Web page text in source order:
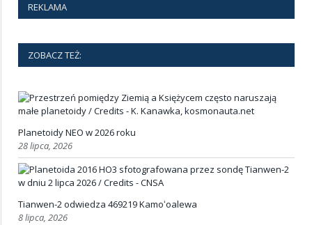
REKLAMA
ZOBACZ TEŻ:
Planetoidy NEO w 2026 roku
28 lipca, 2026
Tianwen-2 odwiedza 469219 Kamoʻoalewa
8 lipca, 2026